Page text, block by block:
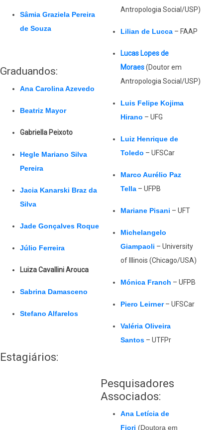
Sâmia Graziela Pereira
de Souza
Graduandos:
Ana Carolina Azevedo
Beatriz Mayor
Gabriella Peixoto
Hegle Mariano Silva
Pereira
Jacia Kanarski Braz da
Silva
Jade Gonçalves Roque
Júlio Ferreira
Luiza Cavallini Arouca
Sabrina Damasceno
Stefano Alfarelos
Estagiários:
Antropologia Social/USP)
Lilian de Lucca – FAAP
Lucas Lopes de
Moraes(Doutor em
Antropologia Social/USP)
Luis Felipe Kojima
Hirano – UFG
Luiz Henrique de
Toledo – UFSCar
Marco Aurélio Paz
Tella – UFPB
Mariane Pisani – UFT
Michelangelo
Giampaoli – University
of Illinois (Chicago/USA)
Mónica Franch – UFPB
Piero Leirner – UFSCar
Valéria Oliveira
Santos – UTFPr
Pesquisadores
Associados:
Ana Letícia de
Fiori (Doutora em